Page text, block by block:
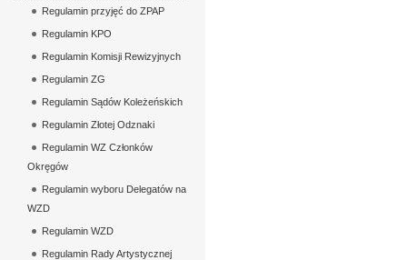
Regulamin przyjęć do ZPAP
Regulamin KPO
Regulamin Komisji Rewizyjnych
Regulamin ZG
Regulamin Sądów Koleżeńskich
Regulamin Złotej Odznaki
Regulamin WZ Członków
Okręgów
Regulamin wyboru Delegatów na
WZD
Regulamin WZD
Regulamin Rady Artystycznej